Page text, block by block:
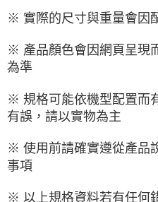
※ 實際的尺寸與重量會因
※ 產品顏色會因網頁呈現
為準
※ 規格可能依機型配置而
有誤，請以實物為主
※ 使用前請確實遵從產品
事項
※ 以上規格資料若有任何